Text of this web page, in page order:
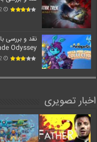
2
Odyssey
2
اخبار تصویری